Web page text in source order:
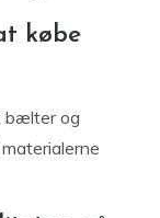
købe
bælter og